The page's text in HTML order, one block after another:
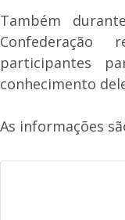
Também
participantes
conhecimento
As informações